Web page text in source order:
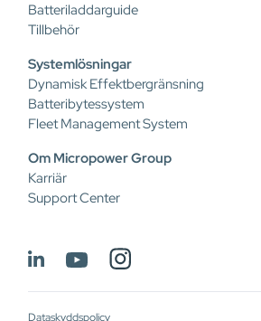
Batteriladdarguide
Tillbehör
Systemlösningar
Dynamisk Effektbergränsning
Batteribytessystem
Fleet Management System
Om Micropower Group
Karriär
Support Center
Dataskyddspolicy